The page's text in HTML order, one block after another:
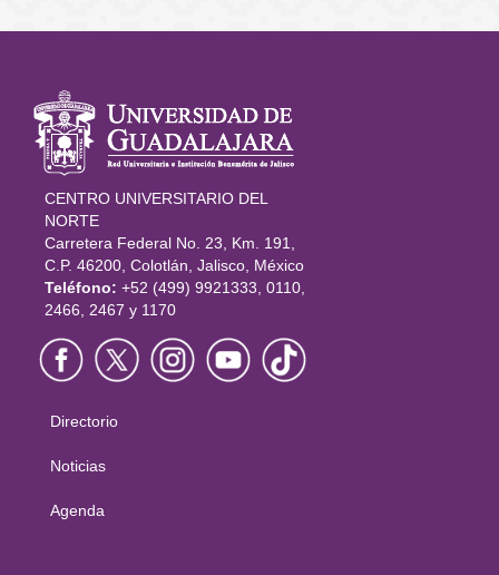
Información
del portal
CENTRO UNIVERSITARIO DEL
NORTE
Carretera Federal No. 23, Km. 191,
C.P. 46200, Colotlán, Jalisco, México
Teléfono: +52 (499) 9921333, 0110,
2466, 2467 y 1170
Menú
principal
Directorio
Noticias
Agenda